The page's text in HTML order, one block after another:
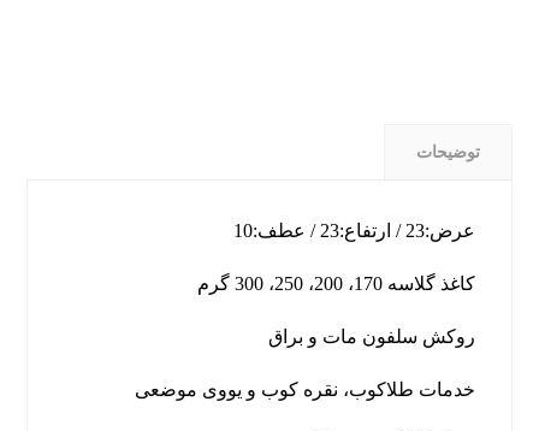
توضیحات
عرض:23 / ارتفاع:23 / عطف:10
کاغذ گلاسه 170، 200، 250، 300 گرم
روکش سلفون مات و براق
خدمات طلاکوب، نقره کوب و یووی موضعی